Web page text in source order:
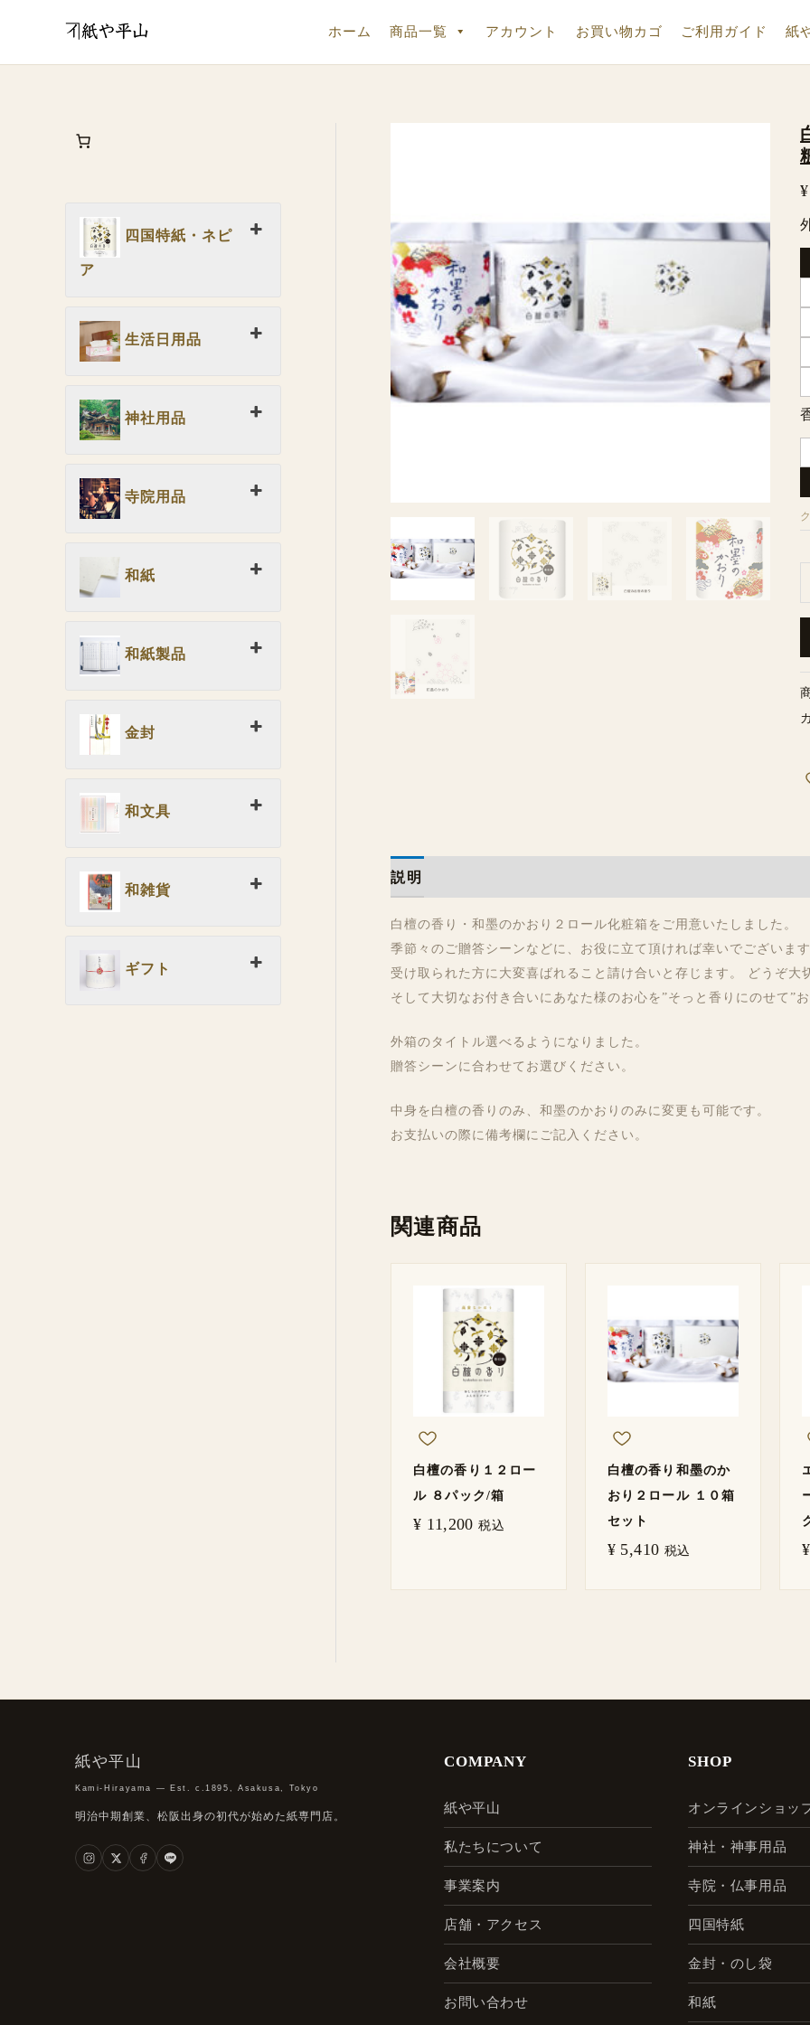
ホーム 商品一覧 アカウント お買い物カゴ ご利用ガイド 紙
四国特紙・ネピ
ア
生活日用品
神社用品
寺院用品
和紙
和紙製品
金封
和文具
和雑貨
ギフト
¥
り
説明
白檀の香り・和墨のかおり２ロール化粧箱をご用意いたしました。
季節々のご贈答シーンなどに、お役に立て頂ければ幸いでございます
受け取られた方に大変喜ばれること請け合いと存じます。 どうぞ大
そして大切なお付き合いにあなた様のお心を”そっと香りにのせて”
外箱のタイトル選べるようになりました。
贈答シーンに合わせてお選びください。
中身を白檀の香りのみ、和墨のかおりのみに変更も可能です。
お支払いの際に備考欄にご記入ください。
関連商品
白檀の香り１２ロー
ル ８パック/箱
¥ 11,200 税込
白檀の香り和墨のか
おり２ロール １０箱
セット
¥ 5,410 税込 ¥
紙や平山
Kami-Hirayama — Est. c.1895, Asakusa, Tokyo
明治中期創業、松阪出身の初代が始めた紙専門店。
COMPANY
紙や平山
私たちについて
事業案内
店舗・アクセス
会社概要
お問い合わせ
SHOP
オンラインショッ
神社・神事用品
寺院・仏事用品
四国特紙
金封・のし袋
和紙